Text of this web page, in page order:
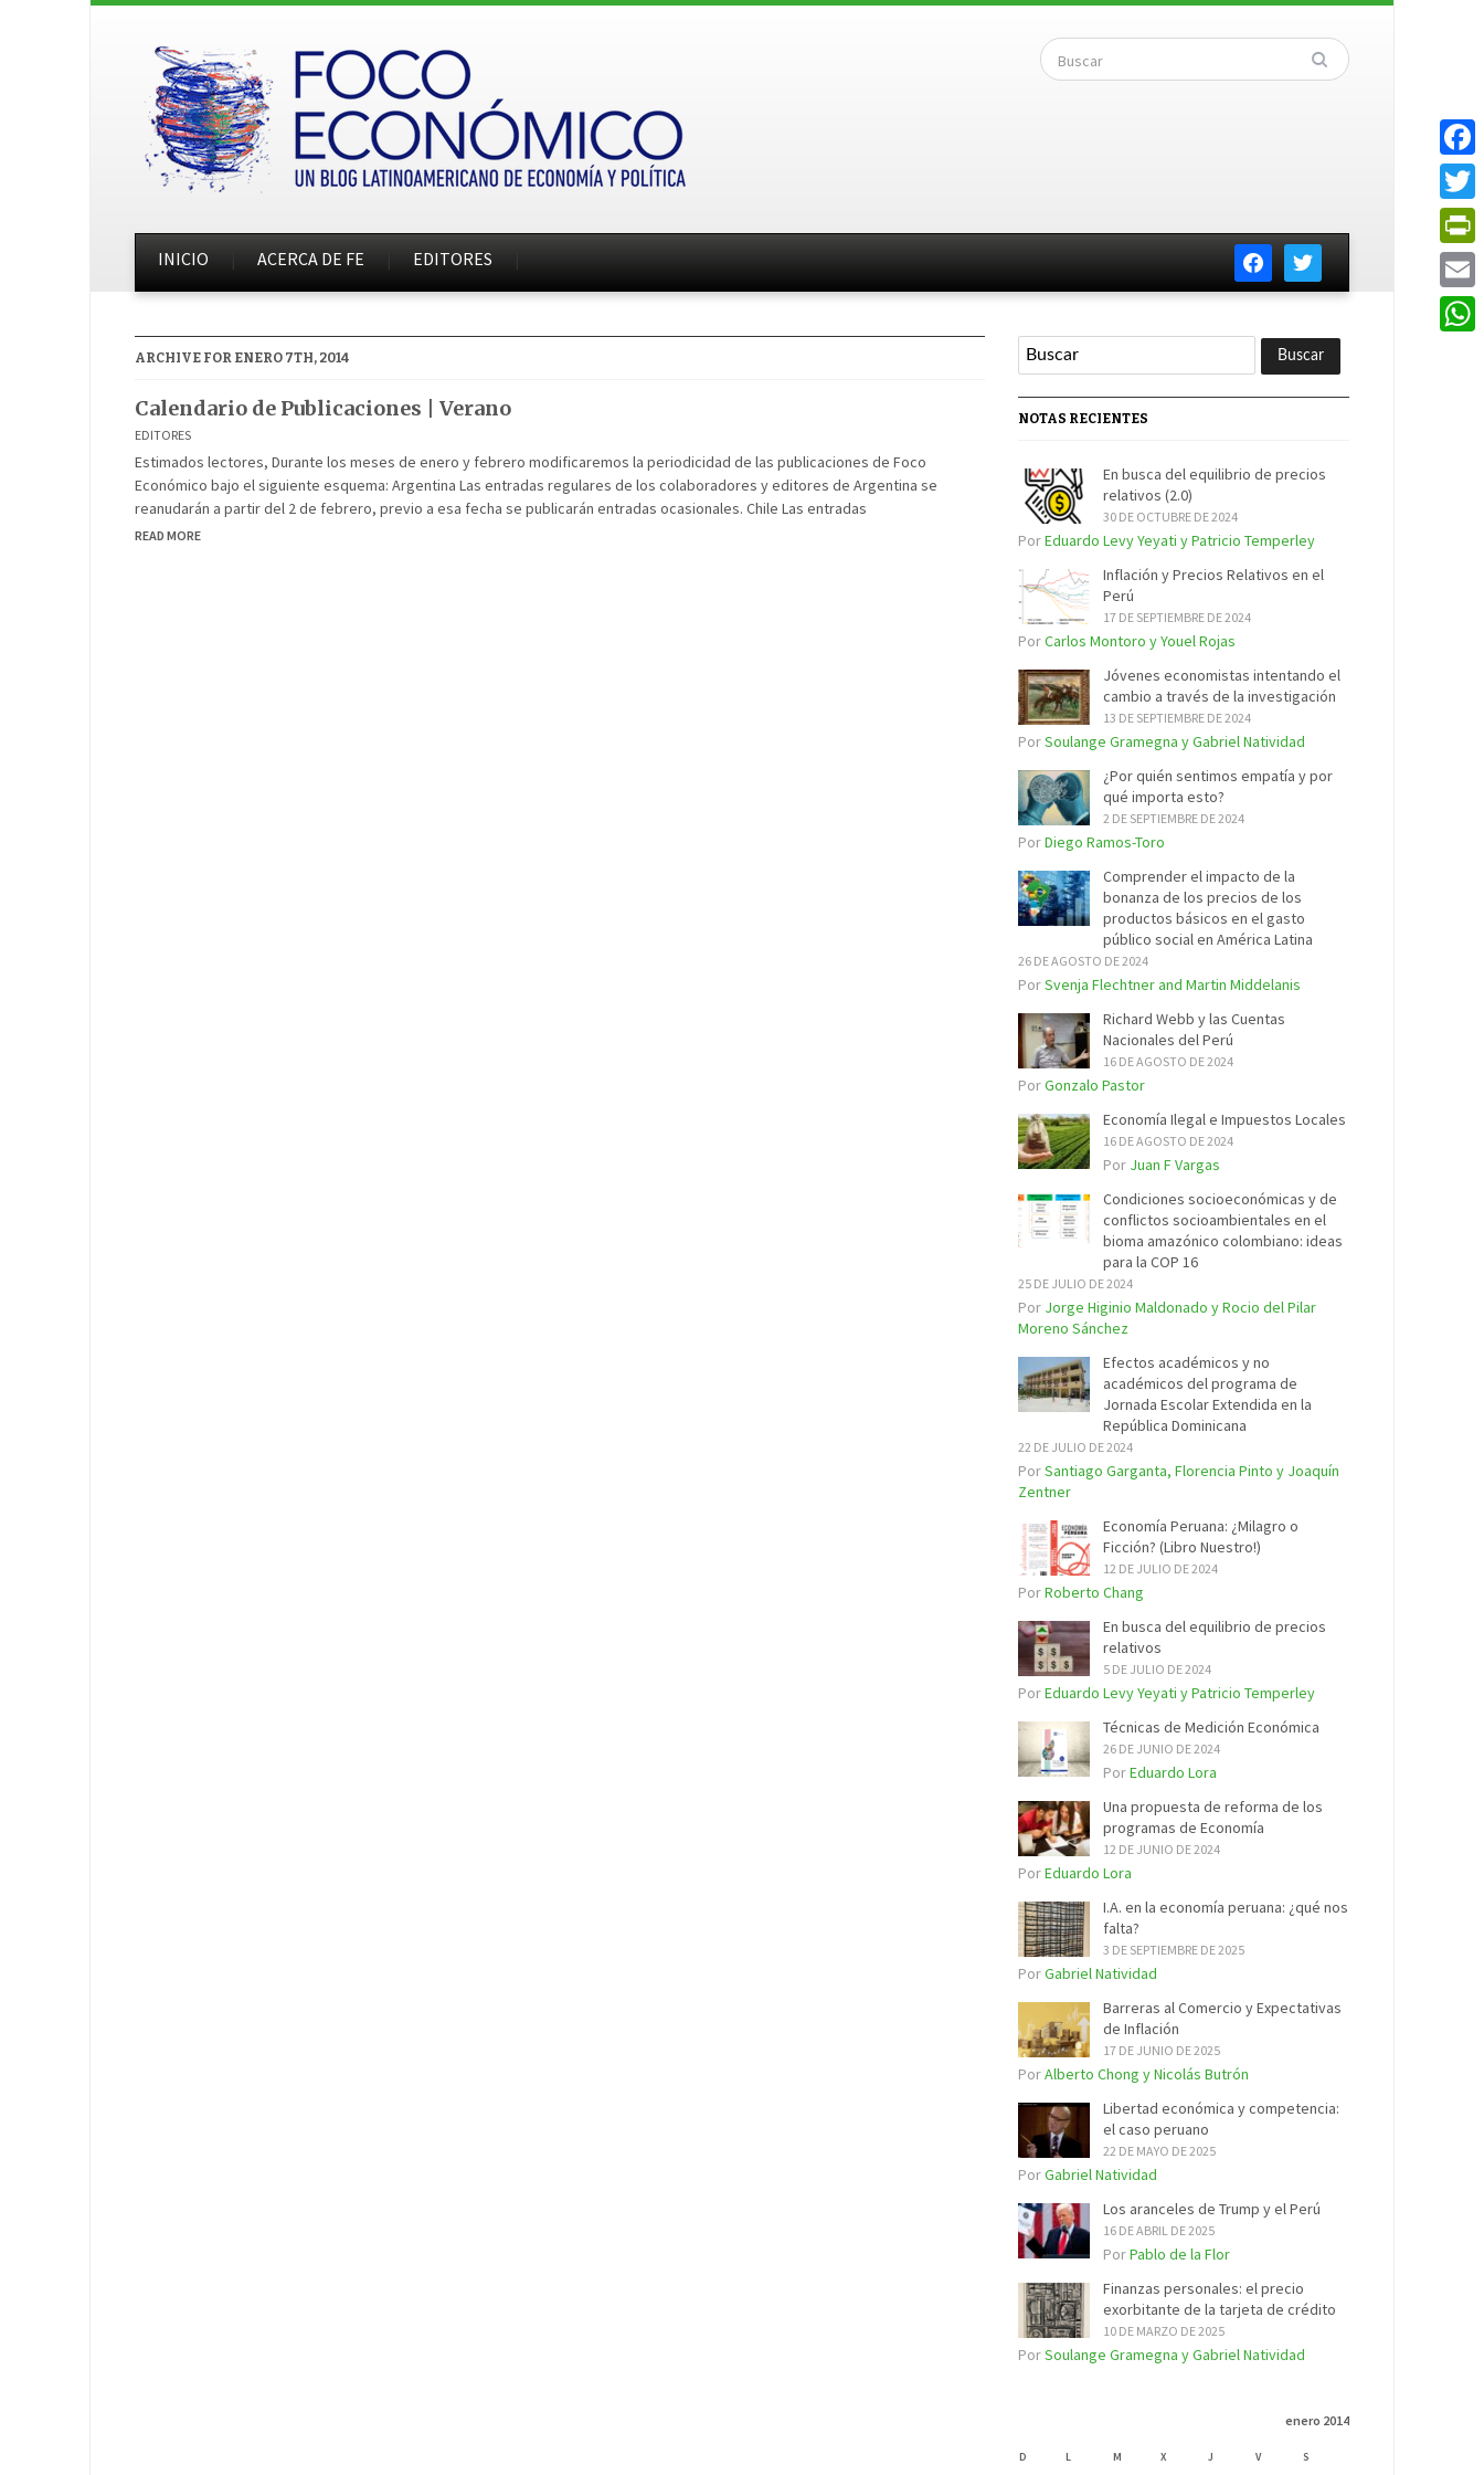
facebooktwitter
INICIO ACERCA DE FE EDITORES
ARCHIVE FOR ENERO 7TH, 2014
Calendario de Publicaciones | Verano
EDITORES
Estimados lectores, Durante los meses de enero y febrero modificaremos la periodicidad de las publicaciones de Foco
Económico bajo el siguiente esquema: Argentina Las entradas regulares de los colaboradores y editores de Argentina se
reanudarán a partir del 2 de febrero, previo a esa fecha se publicarán entradas ocasionales. Chile Las entradas
READ MORE
NOTAS RECIENTES
En busca del equilibrio de precios
relativos (2.0)
30 DE OCTUBRE DE 2024
PorEduardo Levy Yeyati y Patricio Temperley
Inflación y Precios Relativos en el
Perú
17 DE SEPTIEMBRE DE 2024
PorCarlos Montoro y Youel Rojas
Jóvenes economistas intentando el
cambio a través de la investigación
13 DE SEPTIEMBRE DE 2024
PorSoulange Gramegna y Gabriel Natividad
¿Por quién sentimos empatía y por
qué importa esto?
2 DE SEPTIEMBRE DE 2024
PorDiego Ramos-Toro
Comprender el impacto de la
bonanza de los precios de los
productos básicos en el gasto
público social en América Latina
26 DE AGOSTO DE 2024
PorSvenja Flechtner and Martin Middelanis
Richard Webb y las Cuentas
Nacionales del Perú
16 DE AGOSTO DE 2024
PorGonzalo Pastor
Economía Ilegal e Impuestos Locales
16 DE AGOSTO DE 2024
Por Juan F Vargas
Condiciones socioeconómicas y de
conflictos socioambientales en el
bioma amazónico colombiano: ideas
para la COP 16
25 DE JULIO DE 2024
Por Jorge Higinio Maldonado y Rocio del Pilar
Moreno Sánchez
Efectos académicos y no
académicos del programa de
Jornada Escolar Extendida en la
República Dominicana
22 DE JULIO DE 2024
PorSantiago Garganta, Florencia Pinto y Joaquín
Zentner
Economía Peruana: ¿Milagro o
Ficción? (Libro Nuestro!)
12 DE JULIO DE 2024
PorRoberto Chang
En busca del equilibrio de precios
relativos
5 DE JULIO DE 2024
PorEduardo Levy Yeyati y Patricio Temperley
Técnicas de Medición Económica
26 DE JUNIO DE 2024
PorEduardo Lora
Una propuesta de reforma de los
programas de Economía
12 DE JUNIO DE 2024
PorEduardo Lora
I.A. en la economía peruana: ¿qué nos
falta?
3 DE SEPTIEMBRE DE 2025
PorGabriel Natividad
Barreras al Comercio y Expectativas
de Inflación
17 DE JUNIO DE 2025
PorAlberto Chong y Nicolás Butrón
Libertad económica y competencia:
el caso peruano
22 DE MAYO DE 2025
PorGabriel Natividad
Los aranceles de Trump y el Perú
16 DE ABRIL DE 2025
PorPablo de la Flor
Finanzas personales: el precio
exorbitante de la tarjeta de crédito
10 DE MARZO DE 2025
PorSoulange Gramegna y Gabriel Natividad
enero 2014
D L M X J V S
Email